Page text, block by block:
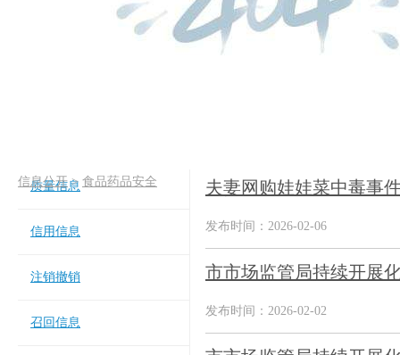
信息公开> 食品药品安全
质量信息
信用信息
注销撤销
召回信息
夫妻网购娃娃菜中毒事
发布时间：2026-02-06
市市场监管局持续开展
发布时间：2026-02-02